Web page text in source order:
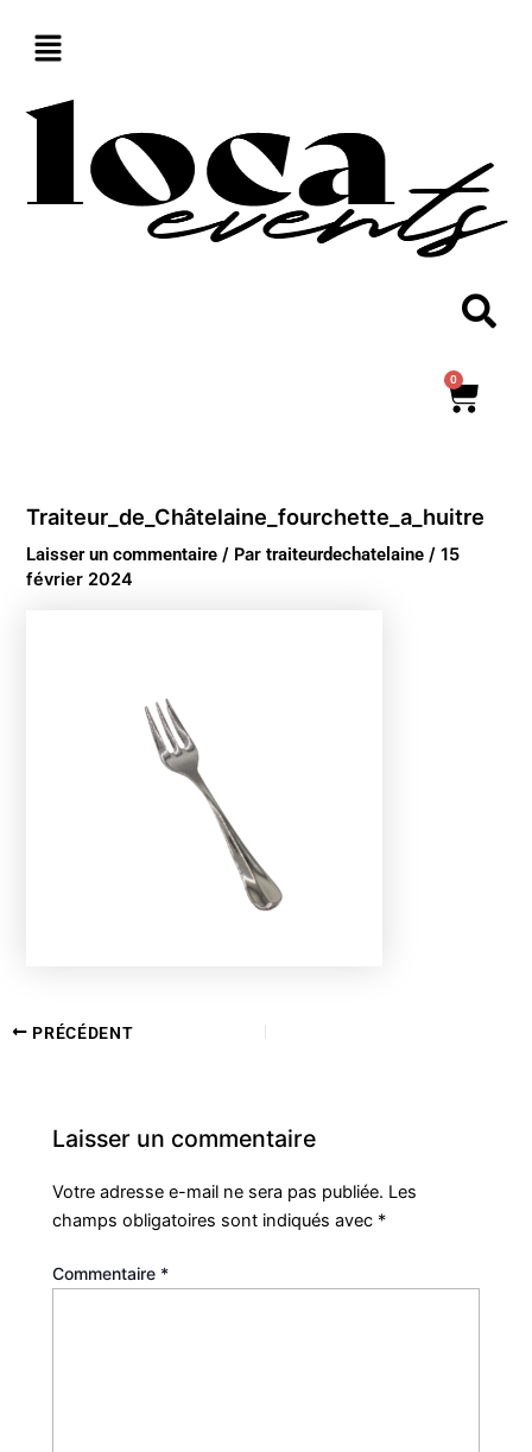
0
Traiteur_de_Châtelaine_fourchette_a_huitre
Laisser un commentaire / Partraiteurdechatelaine/15
février 2024
PRÉCÉDENT
Laisser un commentaire
Votre adresse e-mail ne sera pas publiée. Les
champs obligatoires sont indiqués avec *
Commentaire *